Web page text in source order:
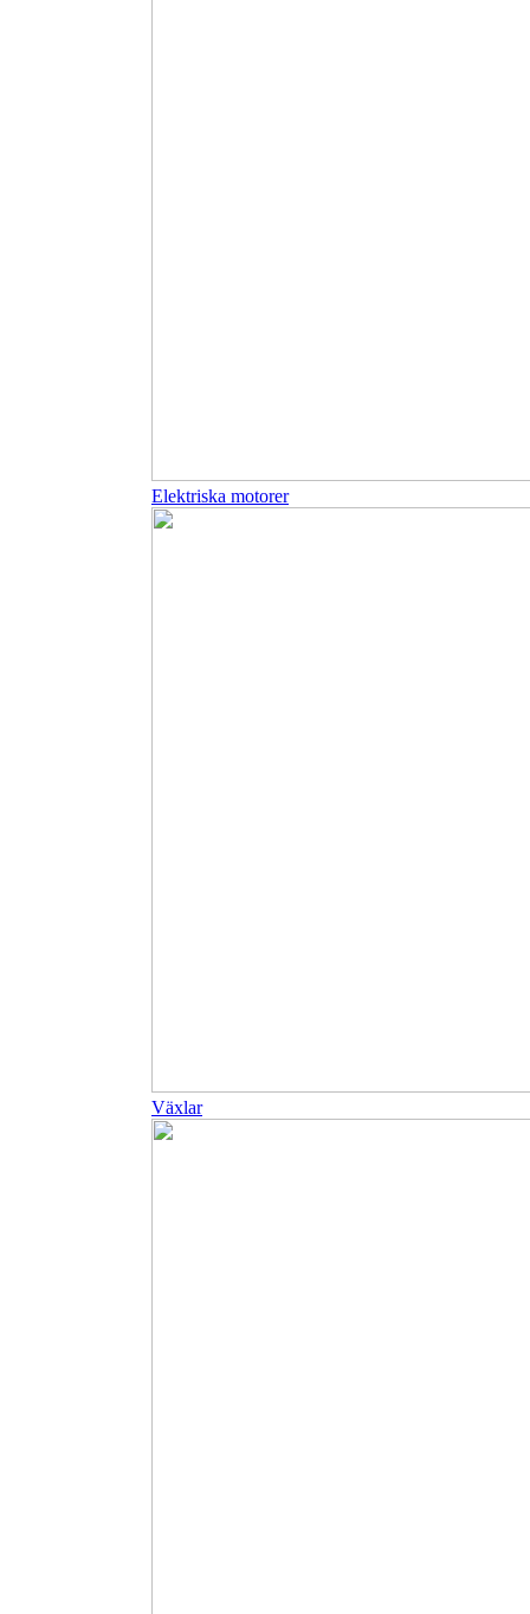
Elektriska motorer
Växlar